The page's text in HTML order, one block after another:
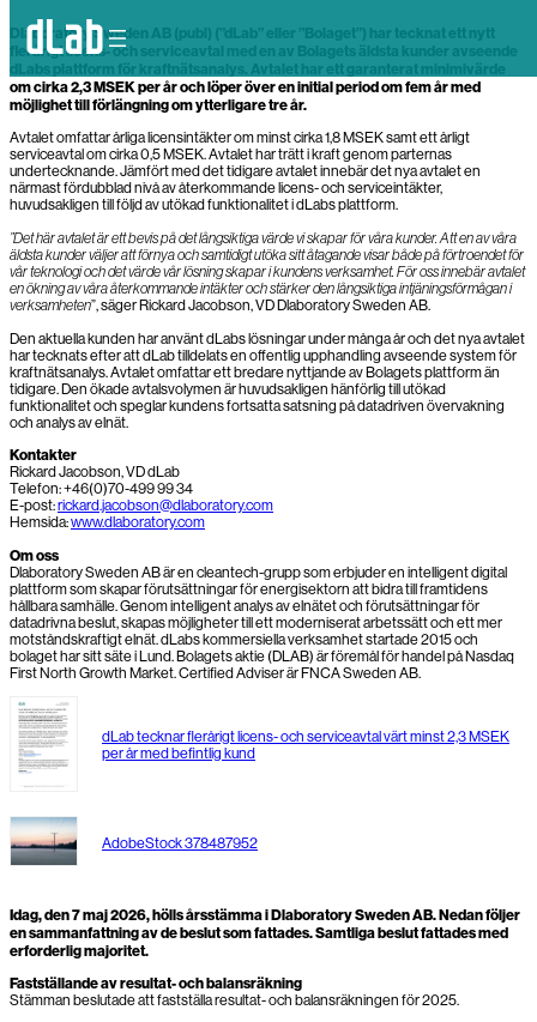
to
content
Dlaboratory Sweden AB (publ) (”dLab” eller ”Bolaget”) har tecknat ett nytt
flerårigt licens- och serviceavtal med en av Bolagets äldsta kunder avseende
dLabs plattform för kraftnätsanalys. Avtalet har ett garanterat minimivärde
om cirka 2,3 MSEK per år och löper över en initial period om fem år med
möjlighet till förlängning om ytterligare tre år.
Avtalet omfattar årliga licensintäkter om minst cirka 1,8 MSEK samt ett årligt
serviceavtal om cirka 0,5 MSEK. Avtalet har trätt i kraft genom parternas
undertecknande. Jämfört med det tidigare avtalet innebär det nya avtalet en
närmast fördubblad nivå av återkommande licens- och serviceintäkter,
huvudsakligen till följd av utökad funktionalitet i dLabs plattform.
”Det här avtalet är ett bevis på det långsiktiga värde vi skapar för våra kunder. Att en av våra
äldsta kunder väljer att förnya och samtidigt utöka sitt åtagande visar både på förtroendet för
vår teknologi och det värde vår lösning skapar i kundens verksamhet. För oss innebär avtalet
en ökning av våra återkommande intäkter och stärker den långsiktiga intjäningsförmågan i
verksamheten”, säger Rickard Jacobson, VD Dlaboratory Sweden AB.
Den aktuella kunden har använt dLabs lösningar under många år och det nya avtalet
har tecknats efter att dLab tilldelats en offentlig upphandling avseende system för
kraftnätsanalys. Avtalet omfattar ett bredare nyttjande av Bolagets plattform än
tidigare. Den ökade avtalsvolymen är huvudsakligen hänförlig till utökad
funktionalitet och speglar kundens fortsatta satsning på datadriven övervakning
och analys av elnät.
Kontakter
Rickard Jacobson, VD dLab
Telefon: +46(0)70-499 99 34
E-post:rickard.jacobson@dlaboratory.com
Hemsida:www.dlaboratory.com
Om oss
Dlaboratory Sweden AB är en cleantech-grupp som erbjuder en intelligent digital
plattform som skapar förutsättningar för energisektorn att bidra till framtidens
hållbara samhälle. Genom intelligent analys av elnätet och förutsättningar för
datadrivna beslut, skapas möjligheter till ett moderniserat arbetssätt och ett mer
motståndskraftigt elnät. dLabs kommersiella verksamhet startade 2015 och
bolaget har sitt säte i Lund. Bolagets aktie (DLAB) är föremål för handel på Nasdaq
First North Growth Market. Certified Adviser är FNCA Sweden AB.
dLab tecknar flerårigt licens- och serviceavtal värt minst 2,3 MSEK
per år med befintlig kund
AdobeStock 378487952
Idag, den 7 maj 2026, hölls årsstämma i Dlaboratory Sweden AB. Nedan följer
en sammanfattning av de beslut som fattades. Samtliga beslut fattades med
erforderlig majoritet.
Fastställande av resultat- och balansräkning
Stämman beslutade att fastställa resultat- och balansräkningen för 2025.